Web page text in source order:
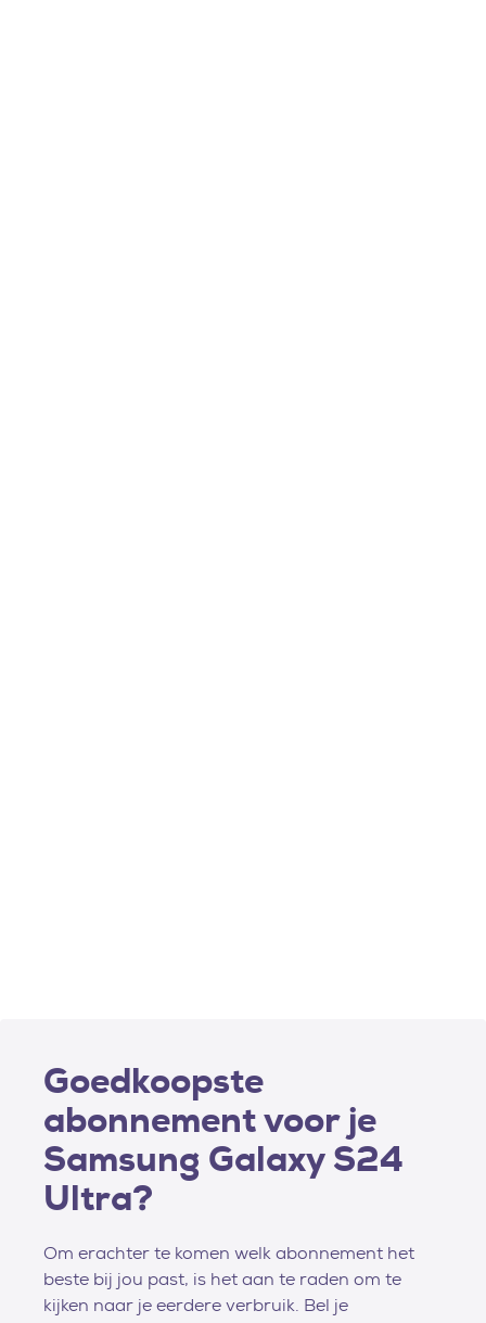
Goedkoopste
abonnement voor je
Samsung Galaxy S24
Ultra?
Om erachter te komen welk abonnement het
beste bij jou past, is het aan te raden om te
kijken naar je eerdere verbruik. Bel je